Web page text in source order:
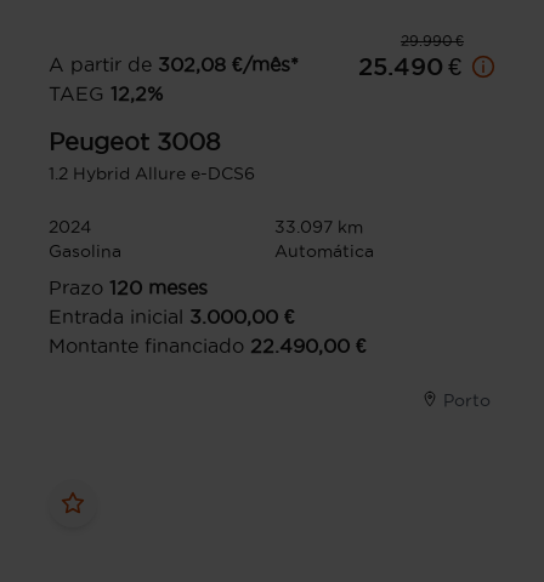
29.990 €
A partir de 302,08 €/mês*
TAEG 12,2%
25.490 €
Peugeot 3008
1.2 Hybrid Allure e-DCS6
2024
33.097 km
Gasolina
Automática
Prazo 120 meses
Entrada inicial 3.000,00 €
Montante financiado 22.490,00 €
Porto